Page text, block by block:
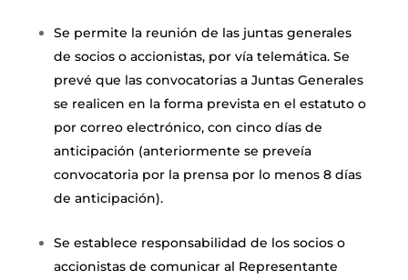
Se permite la reunión de las juntas generales
de socios o accionistas, por vía telemática. Se
prevé que las convocatorias a Juntas Generales
se realicen en la forma prevista en el estatuto o
por correo electrónico, con cinco días de
anticipación (anteriormente se preveía
convocatoria por la prensa por lo menos 8 días
de anticipación).
Se establece responsabilidad de los socios o
accionistas de comunicar al Representante